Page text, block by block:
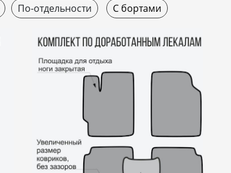
По-отдельности С бортами